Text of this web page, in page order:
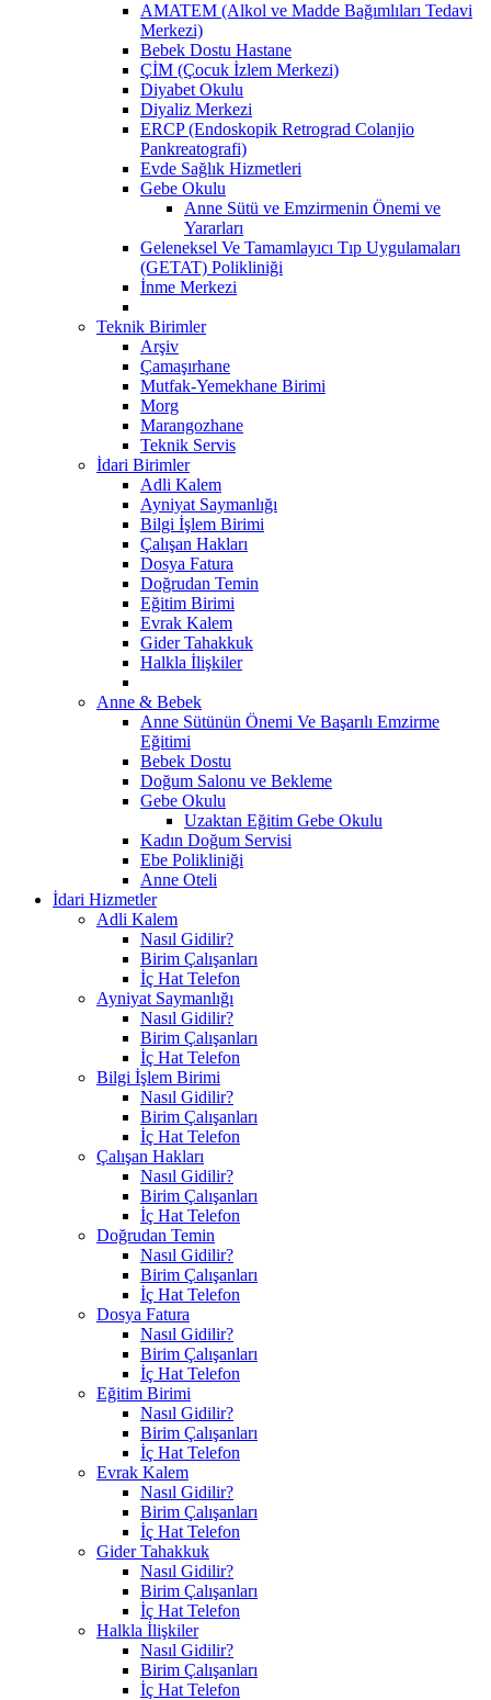
AMATEM (Alkol ve Madde Bağımlıları Tedavi
Merkezi)
Bebek Dostu Hastane
ÇİM (Çocuk İzlem Merkezi)
Diyabet Okulu
Diyaliz Merkezi
ERCP (Endoskopik Retrograd Colanjio
Pankreatografi)
Evde Sağlık Hizmetleri
Gebe Okulu
Anne Sütü ve Emzirmenin Önemi ve
Yararları
Geleneksel Ve Tamamlayıcı Tıp Uygulamaları
(GETAT) Polikliniği
İnme Merkezi
Teknik Birimler
Arşiv
Çamaşırhane
Mutfak-Yemekhane Birimi
Morg
Marangozhane
Teknik Servis
İdari Birimler
Adli Kalem
Ayniyat Saymanlığı
Bilgi İşlem Birimi
Çalışan Hakları
Dosya Fatura
Doğrudan Temin
Eğitim Birimi
Evrak Kalem
Gider Tahakkuk
Halkla İlişkiler
Anne & Bebek
Anne Sütünün Önemi Ve Başarılı Emzirme
Eğitimi
Bebek Dostu
Doğum Salonu ve Bekleme
Gebe Okulu
Uzaktan Eğitim Gebe Okulu
Kadın Doğum Servisi
Ebe Polikliniği
Anne Oteli
İdari Hizmetler
Adli Kalem
Nasıl Gidilir?
Birim Çalışanları
İç Hat Telefon
Ayniyat Saymanlığı
Nasıl Gidilir?
Birim Çalışanları
İç Hat Telefon
Bilgi İşlem Birimi
Nasıl Gidilir?
Birim Çalışanları
İç Hat Telefon
Çalışan Hakları
Nasıl Gidilir?
Birim Çalışanları
İç Hat Telefon
Doğrudan Temin
Nasıl Gidilir?
Birim Çalışanları
İç Hat Telefon
Dosya Fatura
Nasıl Gidilir?
Birim Çalışanları
İç Hat Telefon
Eğitim Birimi
Nasıl Gidilir?
Birim Çalışanları
İç Hat Telefon
Evrak Kalem
Nasıl Gidilir?
Birim Çalışanları
İç Hat Telefon
Gider Tahakkuk
Nasıl Gidilir?
Birim Çalışanları
İç Hat Telefon
Halkla İlişkiler
Nasıl Gidilir?
Birim Çalışanları
İç Hat Telefon